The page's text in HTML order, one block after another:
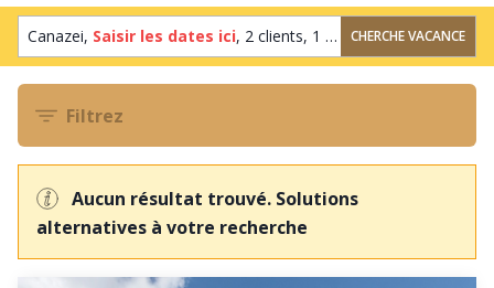
Canazei, Saisir les dates ici, 2 clients, 1 chambre CHERCHE VACANCE
Filtrez
Aucun résultat trouvé. Solutions
alternatives à votre recherche